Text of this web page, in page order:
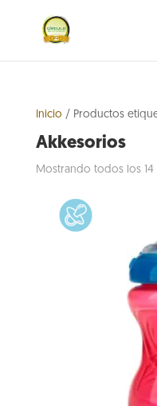
Inicio / Productos
Akkesorios
Mostrando todos los 14